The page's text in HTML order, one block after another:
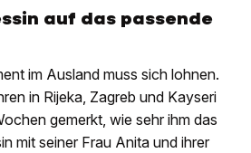
auf das passende
im Ausland muss sich lohnen.
in Rijeka, Zagreb und Kayseri
gemerkt, wie sehr ihm das
mit seiner Frau Anita und ihrer